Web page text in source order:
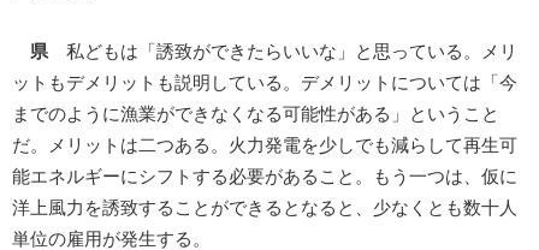
県 私どもは「誘致ができたらいいな」と思っている。メリ
ットもデメリットも説明している。デメリットについては「今
までのように漁業ができなくなる可能性がある」ということ
だ。メリットは二つある。火力発電を少しでも減らして再生可
能エネルギーにシフトする必要があること。もう一つは、仮に
洋上風力を誘致することができるとなると、少なくとも数十人
単位の雇用が発生する。